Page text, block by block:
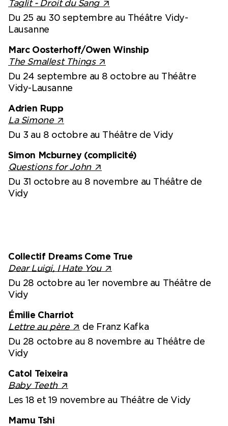
Taglit - Droit du Sang
Du 25 au 30 septembre au Théâtre Vidy-
Lausanne
Marc Oosterhoff/Owen Winship
The Smallest Things
Du 24 septembre au 8 octobre au Théâtre
Vidy-Lausanne
Adrien Rupp
La Simone
Du 3 au 8 octobre au Théâtre de Vidy
Simon Mcburney (complicité)
Questions for John
Du 31 octobre au 8 novembre au Théâtre de
Vidy
Collectif Dreams Come True
Dear Luigi, I Hate You
Du 28 octobre au 1er novembre au Théâtre de
Vidy
Émilie Charriot
Lettre au père
de Franz Kafka
Du 28 octobre au 8 novembre au Théâtre de
Vidy
Catol Teixeira
Baby Teeth
Les 18 et 19 novembre au Théâtre de Vidy
Mamu Tshi